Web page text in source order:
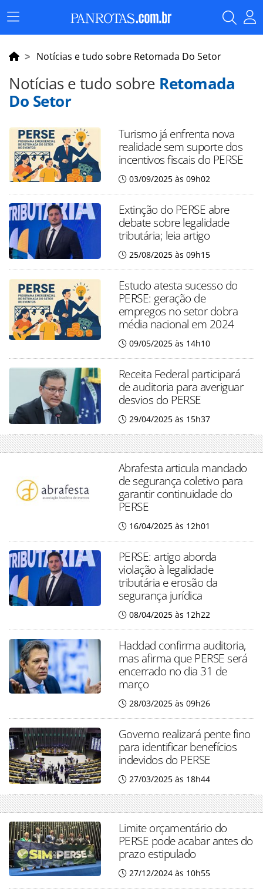
Menu
Principal
Notícias e tudo sobre Retomada Do Setor
Notícias e tudo sobre Retomada
Do Setor
Turismo já enfrenta nova
realidade sem suporte dos
incentivos fiscais do PERSE
03/09/2025 às 09h02
Extinção do PERSE abre
debate sobre legalidade
tributária; leia artigo
25/08/2025 às 09h15
Estudo atesta sucesso do
PERSE: geração de
empregos no setor dobra
média nacional em 2024
09/05/2025 às 14h10
Receita Federal participará
de auditoria para averiguar
desvios do PERSE
29/04/2025 às 15h37
Abrafesta articula mandado
de segurança coletivo para
garantir continuidade do
PERSE
16/04/2025 às 12h01
PERSE: artigo aborda
violação à legalidade
tributária e erosão da
segurança jurídica
08/04/2025 às 12h22
Haddad confirma auditoria,
mas afirma que PERSE será
encerrado no dia 31 de
março
28/03/2025 às 09h26
Governo realizará pente fino
para identificar benefícios
indevidos do PERSE
27/03/2025 às 18h44
Limite orçamentário do
PERSE pode acabar antes do
prazo estipulado
27/12/2024 às 10h55